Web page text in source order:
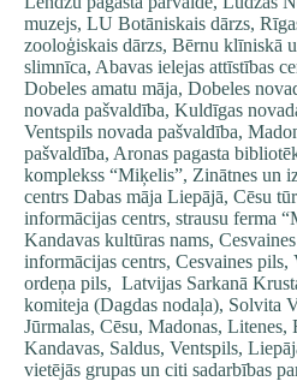
muzejs, LU Botāniskais dārzs,
zooloģiskais dārzs, Bērnu klīniskā
slimnīca, Abavas ielejas attīstības
Dobeles amatu māja, Dobeles
novada pašvaldība, Kuldīgas
Ventspils novada pašvaldība,
pašvaldība, Aronas pagasta
komplekss “Miķelis”, Zinātnes un
centrs Dabas māja Liepājā, Cēsu
informācijas centrs, strausu ferma
Kandavas kultūras nams,
informācijas centrs, Cesvaines
ordeņa pils, Latvijas Sarkanā
komiteja (Dagdas nodaļa), Solvita
Jūrmalas, Cēsu, Madonas, Litenes,
Kandavas, Saldus, Ventspils,
vietējās grupas un citi sadarbības